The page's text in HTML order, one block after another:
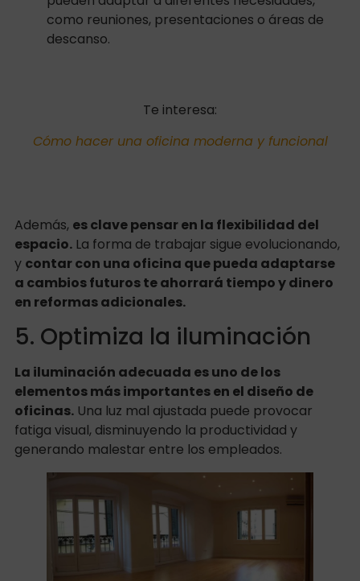
como reuniones, presentaciones o áreas de
descanso.
Te interesa:
Cómo hacer una oficina moderna y funcional
Además, es clave pensar en la flexibilidad del
espacio.La forma de trabajar sigue evolucionando,
y contar con una oficina que pueda adaptarse
a cambios futuros te ahorrará tiempo y dinero
en reformas adicionales.
5. Optimiza la iluminación
La iluminación adecuada es uno de los
elementos más importantes en el diseño de
oficinas.Una luz mal ajustada puede provocar
fatiga visual, disminuyendo la productividad y
generando malestar entre los empleados.